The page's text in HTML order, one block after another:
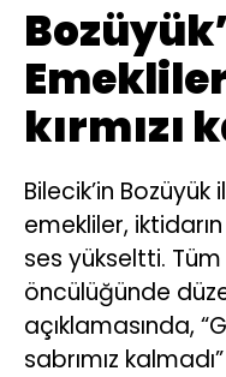
kırmızı
Bilecik’in
emekliler,
ses yükseltti. Tüm
öncülüğünde
açıklamasında,
sabrımız